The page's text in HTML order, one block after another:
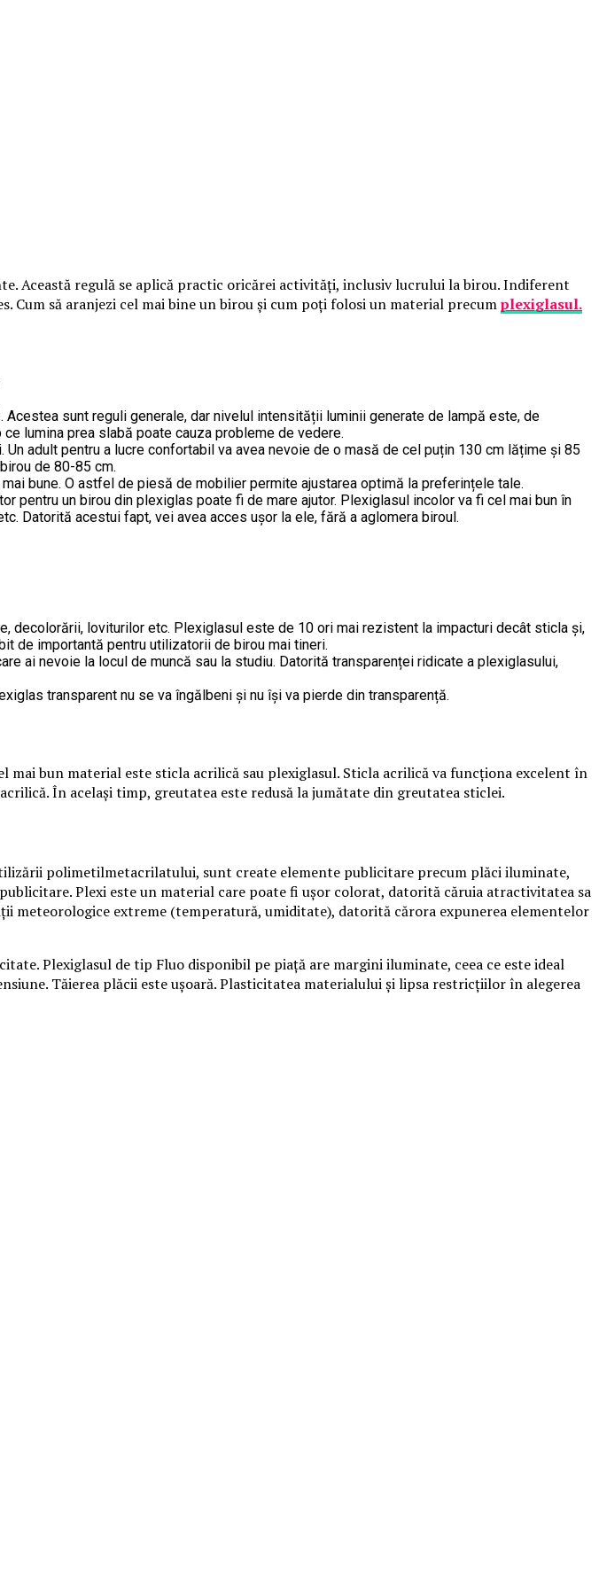
Această regulă se aplică practic oricărei activități, inclusiv lucrului la birou. Indiferent
Cum să aranjezi cel mai bine un birou și cum poți folosi un material precumplexiglasul.
sunt reguli generale, dar nivelul intensității luminii generate de lampă este, de
lumina prea slabă poate cauza probleme de vedere.
adult pentru a lucre confortabil va avea nevoie de o masă de cel puțin 130 cm lățime și 85
de 80-85 cm.
bune. O astfel de piesă de mobilier permite ajustarea optimă la preferințele tale.
pentru un birou din plexiglas poate fi de mare ajutor. Plexiglasul incolor va fi cel mai bun în
Datorită acestui fapt, vei avea acces ușor la ele, fără a aglomera biroul.
decolorării, loviturilor etc. Plexiglasul este de 10 ori mai rezistent la impacturi decât sticla și,
de importantă pentru utilizatorii de birou mai tineri.
ai nevoie la locul de muncă sau la studiu. Datorită transparenței ridicate a plexiglasului,
transparent nu se va îngălbeni și nu își va pierde din transparență.
bun material este sticla acrilică sau plexiglasul. Sticla acrilică va funcționa excelent în
În același timp, greutatea este redusă la jumătate din greutatea sticlei.
polimetilmetacrilatului, sunt create elemente publicitare precum plăci iluminate,
Plexi este un material care poate fi ușor colorat, datorită căruia atractivitatea sa
meteorologice extreme (temperatură, umiditate), datorită cărora expunerea elementelor
Plexiglasul de tip Fluo disponibil pe piață are margini iluminate, ceea ce este ideal
Tăierea plăcii este ușoară. Plasticitatea materialului și lipsa restricțiilor în alegerea